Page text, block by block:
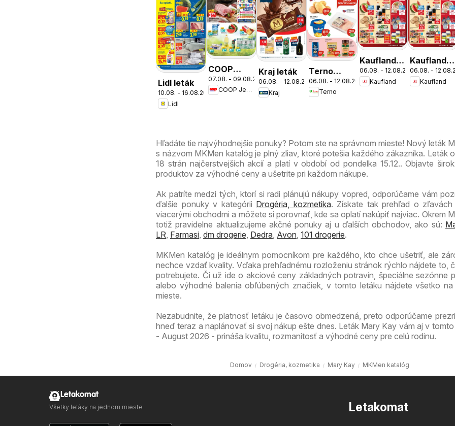
Lidl leták
10.08. - 16.08.2026
Lidl
COOP
Jednota
cez víkend
07.08. - 09.08.2026
COOP Jednota
Kraj leták
06.08. - 12.08.2026
Kraj
Terno
leták
06.08. - 12.08.2026
Terno
Kaufland
Bratislava-
Nové
06.08. - 12.08.2026
Kaufland
Kaufland
Bratislava-
Petržalka
06.08. -
Kaufland
Hľadáte tie najvýhodnejšie ponuky? Potom ste na správnom mieste! Nový leták
s názvom MKMen katalóg je plný zliav, ktoré potešia každého zákazníka. Leták
18 strán najčerstvejších akcií a platí v období od pondelka 15.12.. Objavte
produktov za výhodné ceny a ušetrite pri každom nákupe.
Ak patríte medzi tých, ktorí si radi plánujú nákupy vopred, odporúčame vám
ďalšie ponuky v kategórii Drogéria, kozmetika. Získate tak prehľad o zľavách
viacerými obchodmi a môžete si porovnať, kde sa oplatí nakúpiť najviac. Okrem
totiž pravidelne aktualizujeme akčné ponuky aj u ďalších obchodov, ako sú:
LR, Farmasi, dm drogerie, Dedra, Avon, 101 drogerie.
MKMen katalóg je ideálnym pomocníkom pre každého, kto chce ušetriť, ale
nechce vzdať kvality. Vďaka prehľadnému rozloženiu stránok rýchlo nájdete to,
potrebujete. Či už ide o akciové ceny základných potravín, špeciálne sezónne
alebo výhodné balenia obľúbených značiek, v tomto letáku nájdete všetko na
mieste.
Nezabudnite, že platnosť letáku je časovo obmedzená, preto odporúčame
hneď teraz a naplánovať si svoj nákup ešte dnes. Leták Mary Kay vám aj v tomto
- August 2026 - prináša kvalitu, rozmanitosť a výhodné ceny pre celú rodinu.
Domov Drogéria, kozmetika Mary Kay MKMen katalóg
Letakomat
Letakomat
Všetky letáky na jednom mieste